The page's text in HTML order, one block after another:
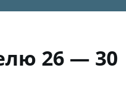
26 — 30